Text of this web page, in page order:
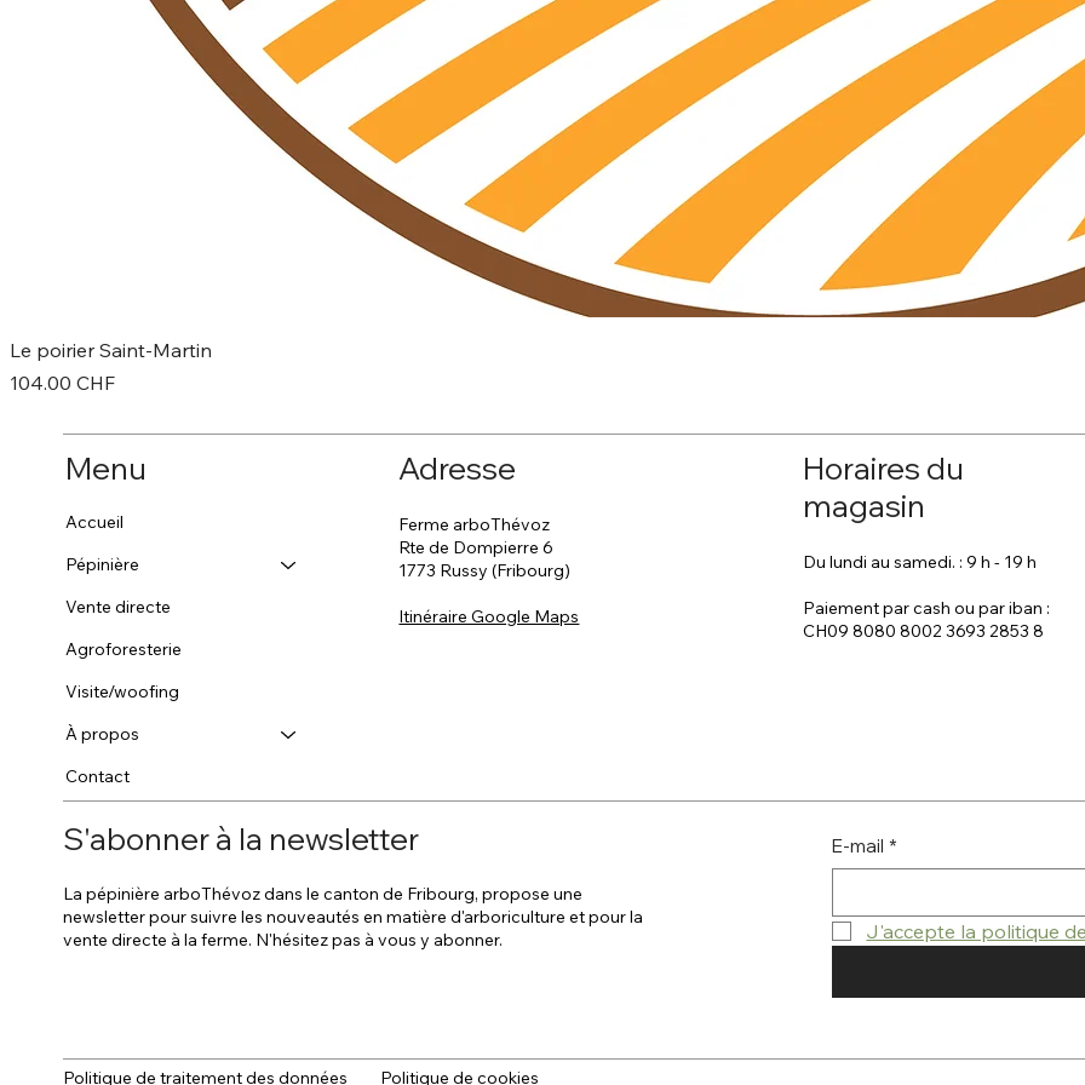
Le poirier Saint-Martin
Prix
104.00 CHF
Menu
Accueil
Pépinière
Vente directe
Agroforesterie
Visite/woofing
À propos
Contact
Adresse
Ferme arboThévoz
Rte de Dompierre 6
1773 Russy (Fribourg)
Itinéraire Google Maps
Horaires du
magasin
Du lundi au samedi. : 9 h - 19 h
Paiement par cash ou par iban :
CH09 8080 8002 3693 2853 8
S'abonner à la newsletter
La pépinière arboThévoz dans le canton de Fribourg, propose une
newsletter pour suivre les nouveautés en matière d'arboriculture et pour la
vente directe à la ferme. N'hésitez pas à vous y abonner.
E-mail *
J'accepte la politique
Politique de traitement des données Politique de cookies